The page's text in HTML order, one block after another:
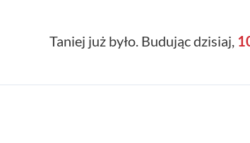
Taniej już było. Budując dzisiaj,